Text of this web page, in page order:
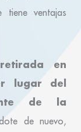
tiene ventajas
en
lugar del
de la
de nuevo,